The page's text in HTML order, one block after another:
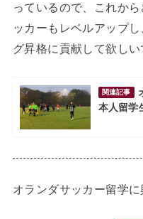
っているので、これか
ッカーもレベルアップ
グ昇格に貢献して欲しい
関連記事
本人留学
オランダサッカー留学に